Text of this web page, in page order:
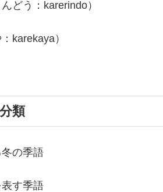
どう：karerindo）
karekaya）
類
冬の季語
表す季語